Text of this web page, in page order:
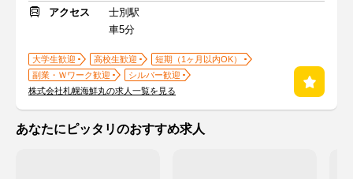
アクセス
士別駅
車5分
大学生歓迎 高校生歓迎
短期（1ヶ月以内OK）
副業・Ｗワーク歓迎
シルバー歓迎
株式会社札幌海鮮丸の求人一覧を見る
あなたにピッタリのおすすめ求人